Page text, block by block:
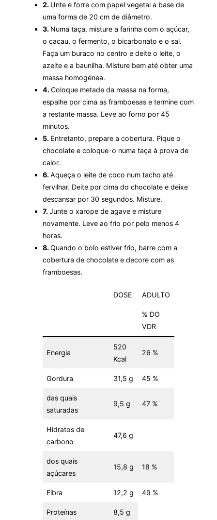
2. Unte e forre com papel vegetal a base de
uma forma de 20 cm de diâmetro.
3. Numa taça, misture a farinha com o açúcar,
o cacau, o fermento, o bicarbonato e o sal.
Faça um buraco no centro e deite o leite, o
azeite e a baunilha. Misture bem até obter uma
massa homogénea.
4.Coloque metade da massa na forma,
espalhe por cima as framboesas e termine com
a restante massa. Leve ao forno por 45
minutos.
5. Entretanto, prepare a cobertura. Pique o
chocolate e coloque-o numa taça à prova de
calor.
6.Aqueça o leite de coco num tacho até
fervilhar. Deite por cima do chocolate e deixe
descansar por 30 segundos. Misture.
7.Junte o xarope de agave e misture
novamente. Leve ao frio por pelo menos 4
horas.
8.Quando o bolo estiver frio, barre com a
cobertura de chocolate e decore com as
framboesas.
DOSE ADULTO
% DO
VDR
Energia
520
Kcal
26 %
Gordura 31,5 g 45 %
das quais
saturadas
9,5 g 47 %
Hidratos de
carbono
47,6 g
dos quais
açúcares
15,8 g 18 %
Fibra 12,2 g 49 %
Proteínas 8,5 g